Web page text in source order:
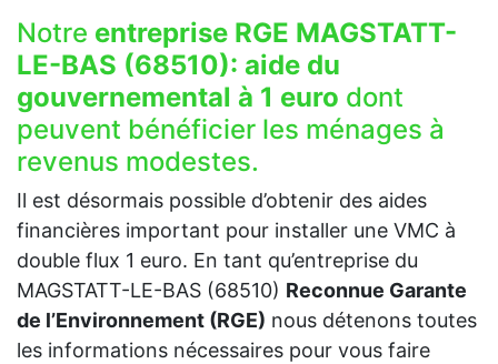
Notre entreprise RGE MAGSTATT-
LE-BAS (68510): aide du
gouvernemental à 1 euro dont
peuvent bénéficier les ménages à
revenus modestes.
Il est désormais possible d’obtenir des aides
financières important pour installer une VMC à
double flux 1 euro. En tant qu’entreprise du
MAGSTATT-LE-BAS (68510) Reconnue Garante
de l’Environnement (RGE) nous détenons toutes
les informations nécessaires pour vous faire